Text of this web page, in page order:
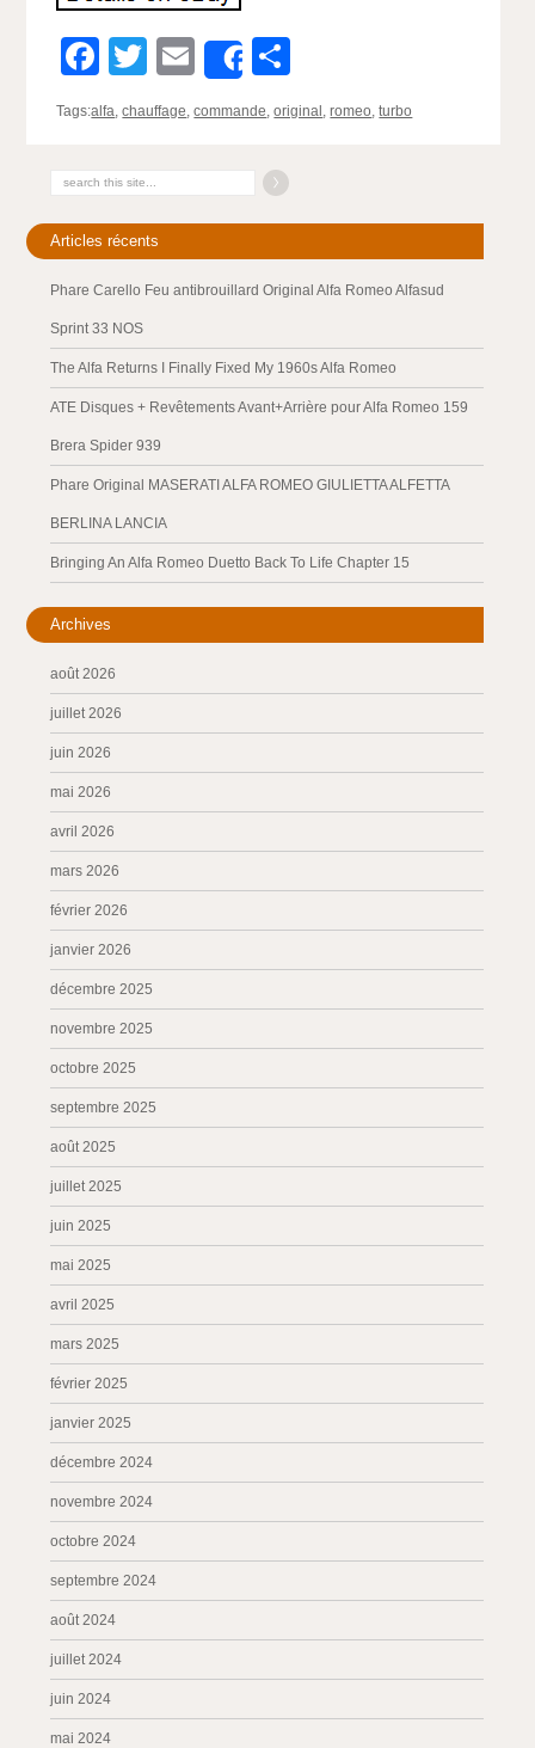
Facebook
Twitter
EmailShare
Tags:alfa,chauffage,commande,original ,romeo,turbo
Articles récents
Phare Carello Feu antibrouillard Original Alfa Romeo Alfasud
Sprint 33 NOS
The Alfa Returns I Finally Fixed My 1960s Alfa Romeo
ATE Disques + Revêtements Avant+Arrière pour Alfa Romeo 159
Brera Spider 939
Phare Original MASERATI ALFA ROMEO GIULIETTA ALFETTA
BERLINA LANCIA
Bringing An Alfa Romeo Duetto Back To Life Chapter 15
Archives
août 2026
juillet 2026
juin 2026
mai 2026
avril 2026
mars 2026
février 2026
janvier 2026
décembre 2025
novembre 2025
octobre 2025
septembre 2025
août 2025
juillet 2025
juin 2025
mai 2025
avril 2025
mars 2025
février 2025
janvier 2025
décembre 2024
novembre 2024
octobre 2024
septembre 2024
août 2024
juillet 2024
juin 2024
mai 2024